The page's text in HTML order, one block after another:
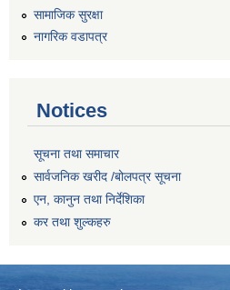
सामाजिक सुरक्षा
नागरिक वडापत्र
Notices
सूचना तथा समाचार
सार्वजनिक खरीद /बोलपत्र सूचना
एन, कानुन तथा निर्देशिका
कर तथा शुल्कहरु